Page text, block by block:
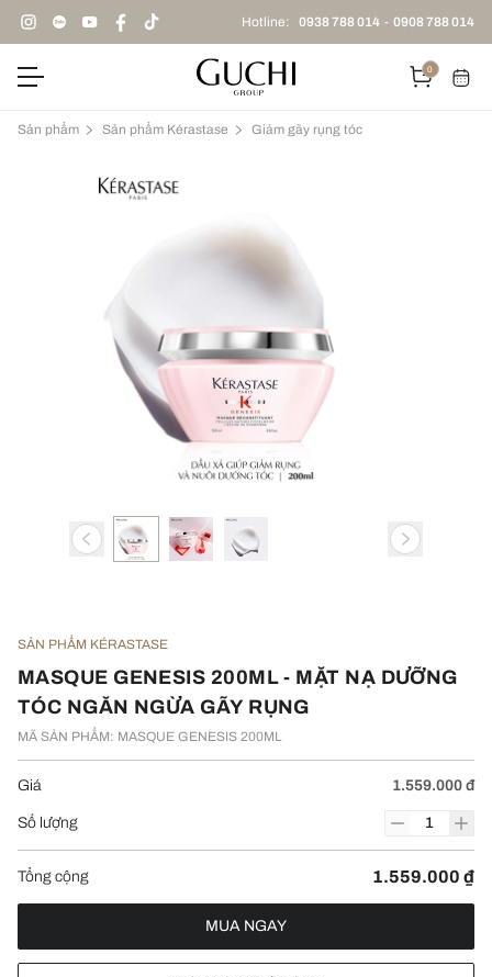
Hotline: 0938 788 014 - 0908 788 014
0
Sản phẩm Sản phẩm Kérastase Giảm gãy rụng tóc
SẢN PHẨM KÉRASTASE
MASQUE GENESIS 200ML - MẶT NẠ DƯỠNG
TÓC NGĂN NGỪA GÃY RỤNG
MÃ SẢN PHẨM: MASQUE GENESIS 200ML
Giá 1.559.000 đ
Số lượng
Tổng cộng 1.559.000 ₫
MUA NGAY